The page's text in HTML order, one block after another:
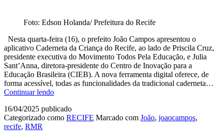
Cordeiro
Foto: Edson Holanda/ Prefeitura do Recife
Nesta quarta-feira (16), o prefeito João Campos apresentou o
aplicativo Caderneta da Criança do Recife, ao lado de Priscila Cruz,
presidente executiva do Movimento Todos Pela Educação, e Julia
Sant’Anna, diretora-presidente do Centro de Inovação para a
Educação Brasileira (CIEB). A nova ferramenta digital oferece, de
forma acessível, todas as funcionalidades da tradicional caderneta…
Continuar lendoPrefeitura
projeto
que
16/04/2025 publicado
Categorizado como RECIFE Marcado com João, joaocampos,
recife, RMR